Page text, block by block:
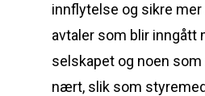
innflytelse og sikre
avtaler som blir inngått
selskapet og noen
nært, slik som